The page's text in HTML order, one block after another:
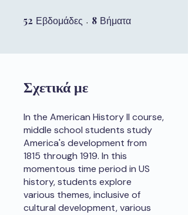
52 Εβδομάδες 52 Εβδομάδες
8 Βήματα
Σχετικά με
In the American History II course,
middle school students study
America's development from
1815 through 1919. In this
momentous time period in US
history, students explore
various themes, inclusive of
cultural development, various